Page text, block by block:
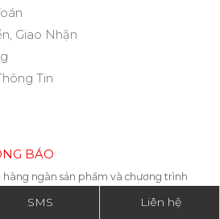
Giao Nhận
Tin
BÁO
ngàn sản phẩm và chương trình
SMS Liên hệ